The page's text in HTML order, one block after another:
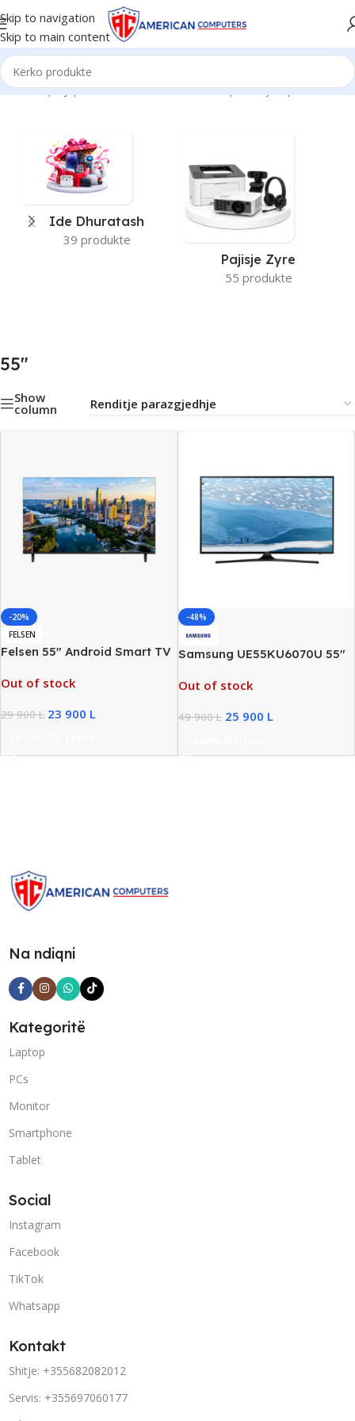
Skip to navigation
Skip to main content
Kreu/Display produkti/55" Po shfaqen krejt 2 përfundimet
Ide Dhuratash
39 produkte
Pajisje Zyre
55 produkte
55"
Show
column
-20%
FELSEN
Felsen 55″ Android Smart TV
Out of stock
29 900L 23 900 L
-48%
Samsung UE55KU6070U 55″
Out of stock
49 900L 25 900 L
Na ndiqni
Kategoritë
Laptop
PCs
Monitor
Smartphone
Tablet
Social
Instagram
Facebook
TikTok
Whatsapp
Kontakt
Shitje: +355682082012
Servis: +355697060177